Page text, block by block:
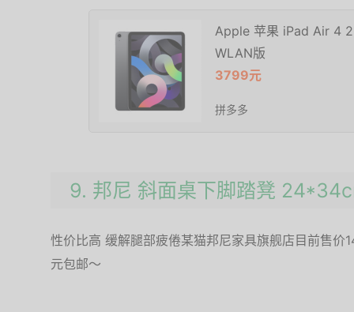
Apple 苹果 iPad Air 4
WLAN版
3799元
拼多多
9. 邦尼 斜面桌下脚踏凳
性价比高 缓解腿部疲倦某猫邦尼家具旗舰店目前售价
元包邮～